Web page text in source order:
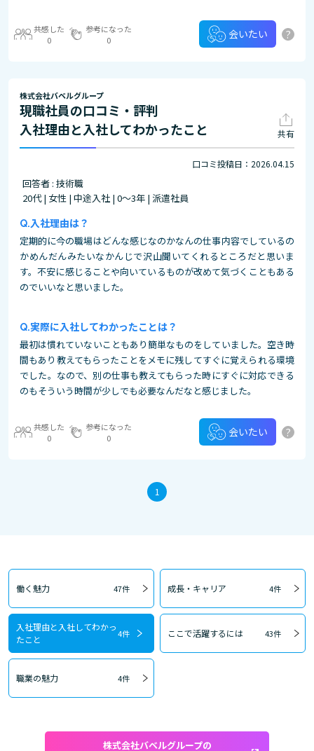
共感した
0
参考になった
0
会いたい ?
株式会社バベルグループ
現職社員の口コミ・評判
入社理由と入社してわかったこと
共有
口コミ投稿日：2026.04.15
回答者 : 技術職
20代 | 女性 | 中途入社 | 0～3年 | 派遣社員
入社理由は？
定期的に今の職場はどんな感じなのかなんの仕事内容でしているの
かめんだんみたいなかんじで沢山聞いてくれるところだと思いま
す。不安に感じることや向いているものが改めて気づくこともある
のでいいなと思いました。
実際に入社してわかったことは？
最初は慣れていないこともあり簡単なものをしていました。空き時
間もあり教えてもらったことをメモに残してすぐに覚えられる環境
でした。なので、別の仕事も教えてもらった時にすぐに対応できる
のもそういう時間が少しでも必要なんだなと感じました。
共感した
0
参考になった
0
会いたい ?
1
働く魅力 47件 成長・キャリア 4件
入社理由と入社してわかっ
たこと
4件 ここで活躍するには 43件
職業の魅力 4件
株式会社バベルグループの